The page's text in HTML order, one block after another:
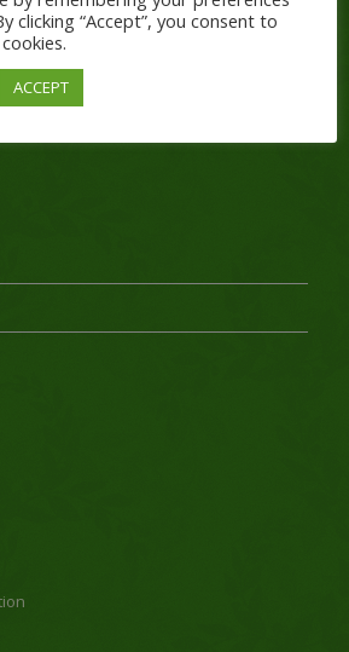
clicking “Accept”, you consent to
ACCEPT